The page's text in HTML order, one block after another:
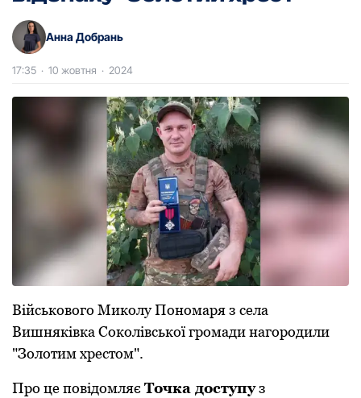
Анна Добрань
17:35 · 10 жовтня · 2024
Військового Миколу Пономаря з села
Вишняківка Соколівської громади нагородили
"Золотим хрестом".
Про це повідомляє Точка доступуз